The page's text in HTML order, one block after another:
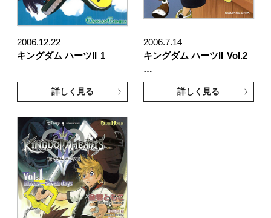
2006.12.22
キングダム ハーツII
1
詳しく見る
2006.7.14
キングダム ハーツII
Vol.2
…
詳しく見る